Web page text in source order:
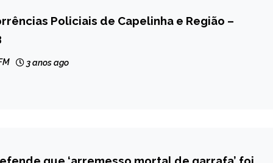
Policiais de Capelinha e Região –
3 anos ago